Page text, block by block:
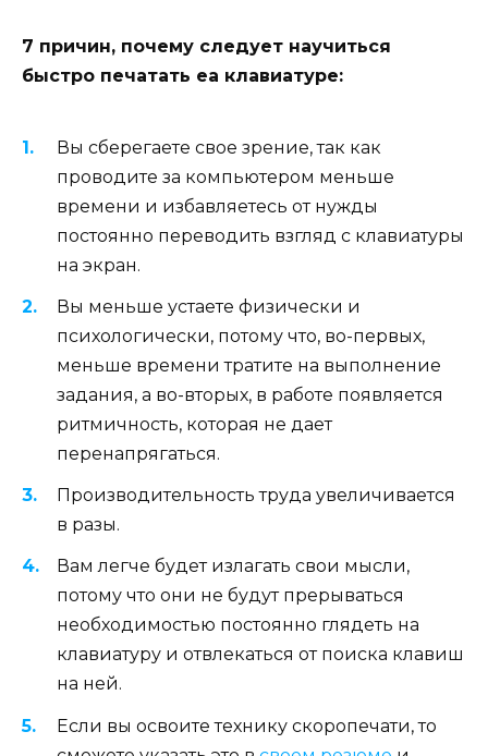
7 причин, почему следует научиться
быстро печатать еа клавиатуре:
Вы сберегаете свое зрение, так как
проводите за компьютером меньше
времени и избавляетесь от нужды
постоянно переводить взгляд с клавиатуры
на экран.
Вы меньше устаете физически и
психологически, потому что, во-первых,
меньше времени тратите на выполнение
задания, а во-вторых, в работе появляется
ритмичность, которая не дает
перенапрягаться.
Производительность труда увеличивается
в разы.
Вам легче будет излагать свои мысли,
потому что они не будут прерываться
необходимостью постоянно глядеть на
клавиатуру и отвлекаться от поиска клавиш
на ней.
Если вы освоите технику скоропечати, то